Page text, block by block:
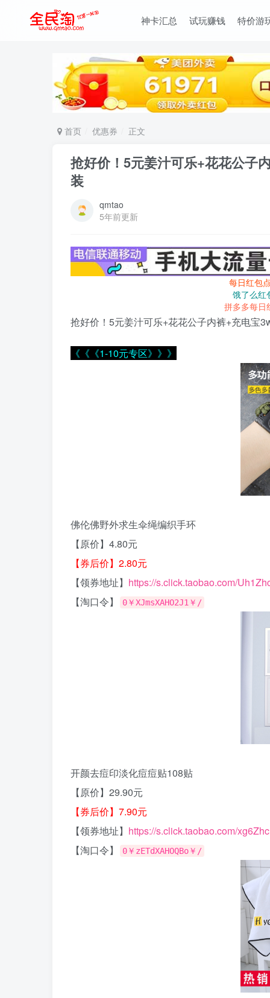
神卡汇总 试玩赚钱 特价游
首页 优惠券 正文
抢好价！5元姜汁可乐+花花公子
装
qmtao
5年前更新
每日红包
饿了么红
拼多多每日
抢好价！5元姜汁可乐+花花公子内裤+充电宝
《《《1-10元专区》》》
佛伦佛野外求生伞绳编织手环
【原价】4.80元
【券后价】2.80元
【领券地址】 https://s.click.taobao.com/
【淘口令】
0￥XJmsXAHO2J1￥/
开颜去痘印淡化痘痘贴108贴
【原价】29.90元
【券后价】7.90元
【领券地址】 https://s.click.taobao.com/
【淘口令】
0￥zETdXAHOQBo￥/